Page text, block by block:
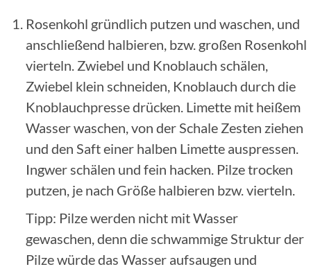
Rosenkohl gründlich putzen und waschen, und
anschließend halbieren, bzw. großen Rosenkohl
vierteln. Zwiebel und Knoblauch schälen,
Zwiebel klein schneiden, Knoblauch durch die
Knoblauchpresse drücken. Limette mit heißem
Wasser waschen, von der Schale Zesten ziehen
und den Saft einer halben Limette auspressen.
Ingwer schälen und fein hacken. Pilze trocken
putzen, je nach Größe halbieren bzw. vierteln.
Tipp: Pilze werden nicht mit Wasser
gewaschen, denn die schwammige Struktur der
Pilze würde das Wasser aufsaugen und